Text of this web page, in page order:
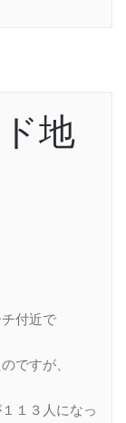
地
付近で
ですが、
１３人になっ